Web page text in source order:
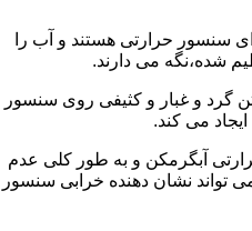
سنسور حرارتی هستند و آب را
شده،نگه می دارند.
گرد و غبار و کثیفی روی سنسور
می کند.
آبگرمکن و به طور کلی عدم
نشان دهنده خرابی سنسور